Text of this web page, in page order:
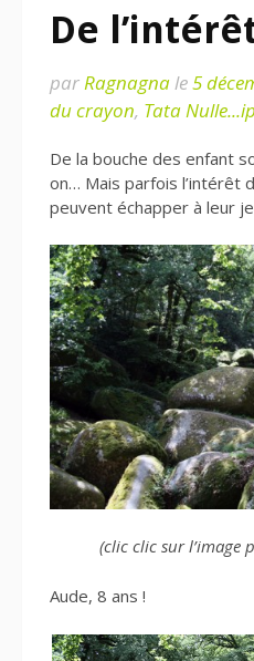
De
parRagnagnale5
du crayon, Tata
De la bouche des enfant
on… Mais parfois l’intérêt
peuvent échapper à leur
(clic clic sur l’image
Aude, 8 ans !